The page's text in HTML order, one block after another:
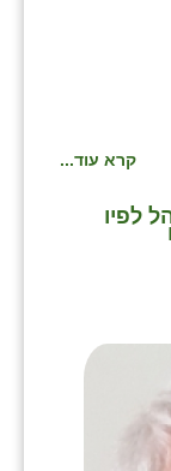
קרא עוד...
לפיו